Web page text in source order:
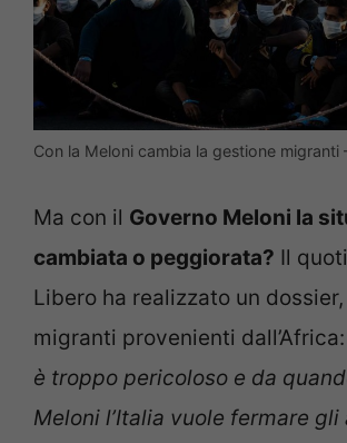
Con la Meloni cambia la gestione migranti
Ma con il Governo Meloni la
cambiata o peggiorata? Il
Libero ha realizzato un
migranti provenienti dall’Africa:
è troppo pericoloso e da
Meloni l’Italia vuole fermare